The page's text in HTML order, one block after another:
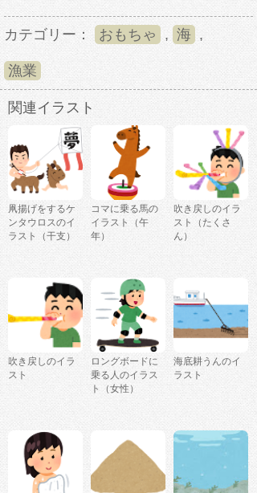
カテゴリー： おもちゃ , 海 ,
漁業
関連イラスト
凧揚げをするケ
ンタウロスのイ
ラスト（干支）
コマに乗る馬の
イラスト（午
年）
吹き戻しのイラ
スト（たくさ
ん）
吹き戻しのイラ
スト
ロングボードに
乗る人のイラス
ト（女性）
海底耕うんのイ
ラスト